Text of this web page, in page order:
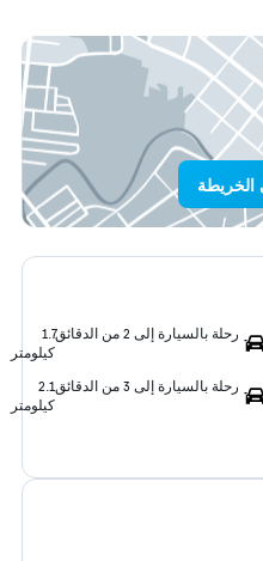
رحلة بالسيارة إلى 2 من الدقائق
1.7
كيلومتر
رحلة بالسيارة إلى 3 من الدقائق
2.1
كيلومتر